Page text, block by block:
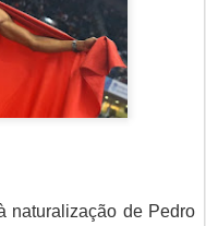
naturalização de Pedro